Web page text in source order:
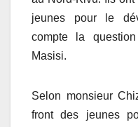
jeunes pour le
compte la
Masisi.
Selon monsieur
front des jeunes